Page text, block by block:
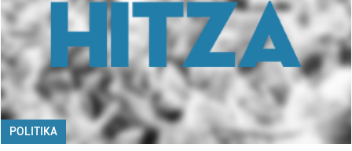
POLITIKA